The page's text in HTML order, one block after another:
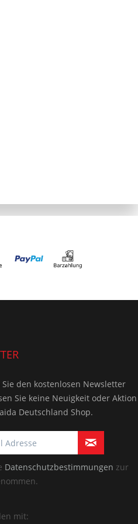
den kostenlosen Newsletter
Sie keine Neuigkeit oder Aktion
Deutschland Shop.
Datenschutzbestimmungen zur
mit: